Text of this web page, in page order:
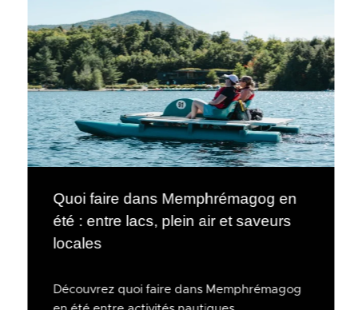
Quoi faire dans Memphrémagog en
été : entre lacs, plein air et saveurs
locales
Découvrez quoi faire dans Memphrémagog